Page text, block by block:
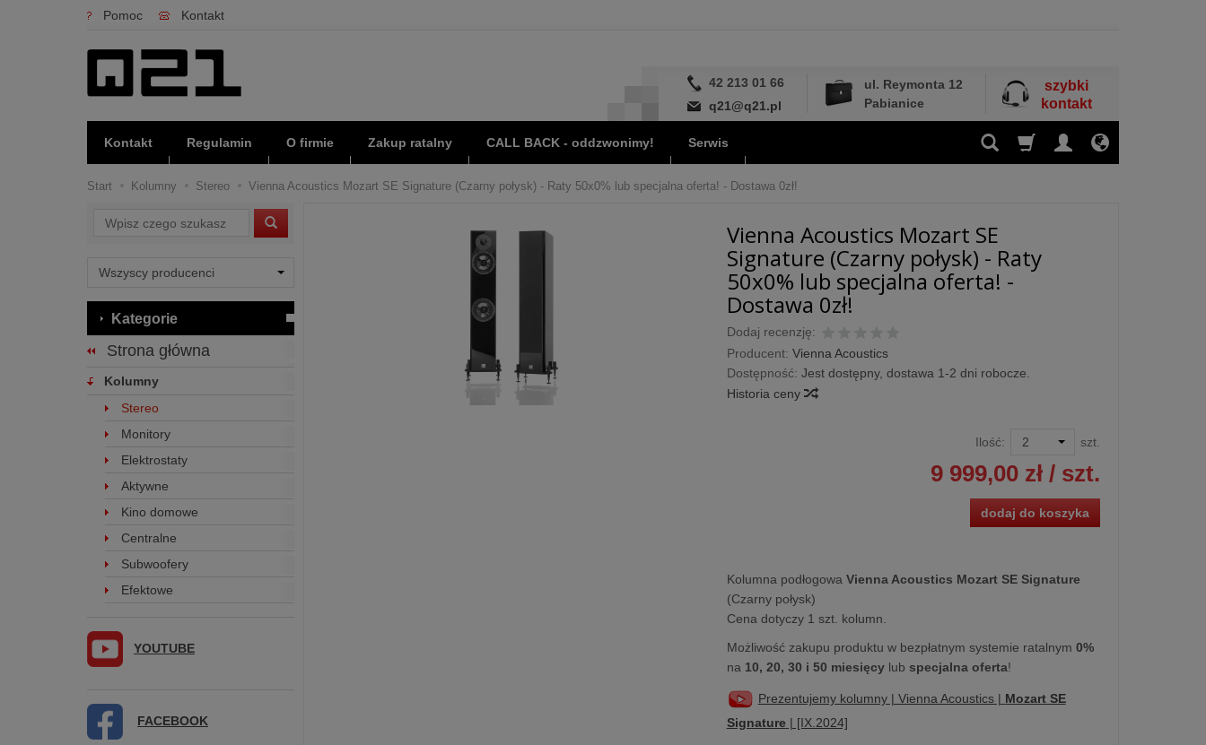
Pomoc Kontakt
42 213 01 66
q21@q21.pl
ul. Reymonta 12
Pabianice
szybki
kontakt
Kontakt Regulamin O firmie Zakup ratalny CALL BACK - oddzwonimy! Serwis
Start Kolumny Stereo Vienna Acoustics Mozart SE Signature (Czarny połysk) - Raty 50x0% lub specjalna oferta! - Dostawa 0zł!
Vienna Acoustics Mozart SE
Signature (Czarny połysk) - Raty
50x0% lub specjalna oferta! -
Dostawa 0zł!
Dodaj recenzję:
Producent: Vienna Acoustics
Dostępność: Jest dostępny, dostawa 1-2 dni robocze.
Historia ceny
Ilość: szt.
9 999,00 zł/ szt.
dodaj do koszyka
Kolumna podłogowa Vienna Acoustics Mozart SE Signature
(Czarny połysk)
Cena dotyczy 1 szt. kolumn.
Możliwość zakupu produktu w bezpłatnym systemie ratalnym 0%
na 10, 20, 30 i 50 miesięcylub specjalna oferta!
Prezentujemy kolumny | Vienna Acoustics | Mozart SE
Signature | [IX.2024]
Wyszukaj
Kategorie
Strona główna
Kolumny
Stereo
Monitory
Elektrostaty
Aktywne
Kino domowe
Centralne
Subwoofery
Efektowe
YOUTUBE
FACEBOOK